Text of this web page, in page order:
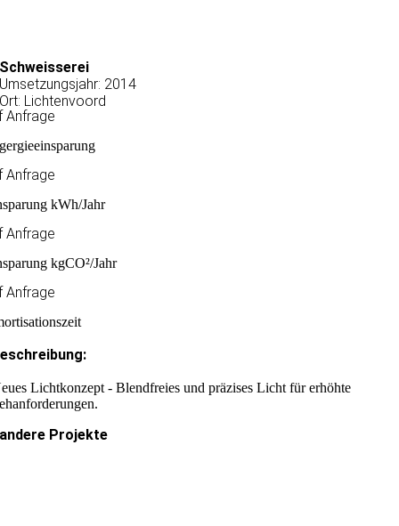
Schweisserei
Umsetzungsjahr: 2014
Ort: Lichtenvoord
Anfrage
Anfrage
kWh/Jahr
Anfrage
kgCO²/Jahr
Anfrage
Lichtkonzept - Blendfreies und präzises Licht für erhöhte
andere Projekte